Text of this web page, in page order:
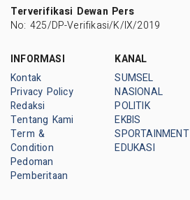
Terverifikasi Dewan Pers
No: 425/DP-Verifikasi/K/IX/2019
INFORMASI
Kontak
Privacy Policy
Redaksi
Tentang Kami
Term &
Condition
Pedoman
Pemberitaan
KANAL
SUMSEL
NASIONAL
POLITIK
EKBIS
SPORTAINMENT
EDUKASI